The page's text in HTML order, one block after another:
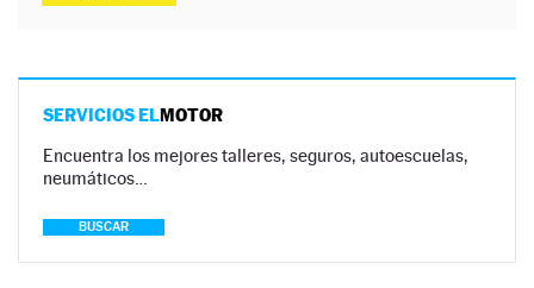
SERVICIOS ELMOTOR
Encuentra los mejores talleres, seguros, autoescuelas,
neumáticos…
BUSCAR